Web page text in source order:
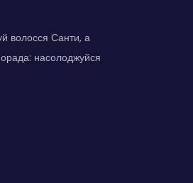
волосся Санти, а
насолоджуйся